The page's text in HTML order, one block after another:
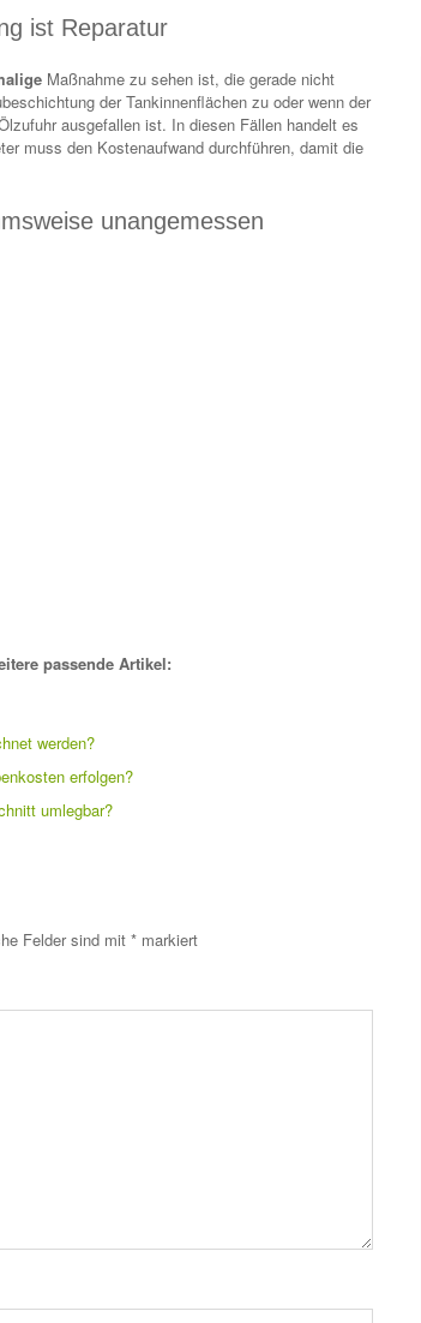
ist Reparatur
Maßnahme zu sehen ist, die gerade nicht
der Tankinnenflächen zu oder wenn der
ausgefallen ist. In diesen Fällen handelt es
muss den Kostenaufwand durchführen, damit die
unangemessen
passende Artikel:
werden?
erfolgen?
umlegbar?
Felder sind mit * markiert